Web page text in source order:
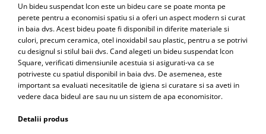
Vase WC suspendate
WC pentru persoane cu dizabilitati
Capace
Capace WC softclose
Capace WC clasice
Capace bideuri
Pisoare
Un bideu suspendat Icon este un bideu care se poate monta pe
perete pentru a economisi spatiu si a oferi un aspect modern si curat
in baia dvs. Acest bideu poate fi disponibil in diferite materiale si
culori, precum ceramica, otel inoxidabil sau plastic, pentru a se potrivi
cu designul si stilul baii dvs. Cand alegeti un bideu suspendat Icon
Square, verificati dimensiunile acestuia si asigurati-va ca se
potriveste cu spatiul disponibil in baia dvs. De asemenea, este
important sa evaluati necesitatile de igiena si curatare si sa aveti in
vedere daca bideul are sau nu un sistem de apa economisitor.
Detalii produs